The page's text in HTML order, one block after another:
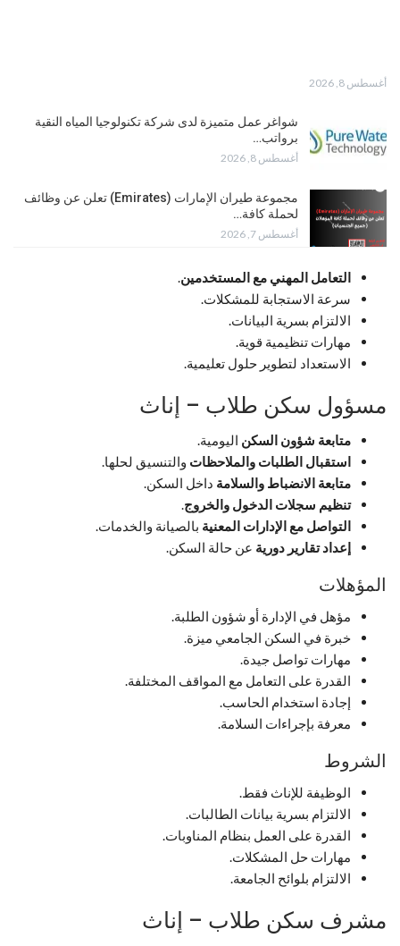
أغسطس 8, 2026
شواغر عمل متميزة لدى شركة تكنولوجيا المياه النقية
برواتب…
أغسطس 8, 2026
مجموعة طيران الإمارات (Emirates) تعلن عن وظائف
لحملة كافة…
أغسطس 7, 2026
التعامل المهني مع المستخدمين.
سرعة الاستجابة للمشكلات.
الالتزام بسرية البيانات.
مهارات تنظيمية قوية.
الاستعداد لتطوير حلول تعليمية.
مسؤول سكن طلاب – إناث
متابعة شؤون السكن اليومية.
استقبال الطلبات والملاحظات والتنسيق لحلها.
متابعة الانضباط والسلامة داخل السكن.
تنظيم سجلات الدخول والخروج.
التواصل مع الإدارات المعنية بالصيانة والخدمات.
إعداد تقارير دورية عن حالة السكن.
المؤهلات
مؤهل في الإدارة أو شؤون الطلبة.
خبرة في السكن الجامعي ميزة.
مهارات تواصل جيدة.
القدرة على التعامل مع المواقف المختلفة.
إجادة استخدام الحاسب.
معرفة بإجراءات السلامة.
الشروط
الوظيفة للإناث فقط.
الالتزام بسرية بيانات الطالبات.
القدرة على العمل بنظام المناوبات.
مهارات حل المشكلات.
الالتزام بلوائح الجامعة.
مشرف سكن طلاب – إناث